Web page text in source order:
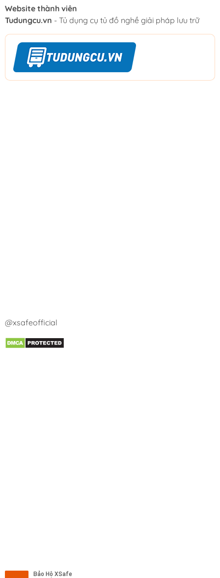
Website thành viên
Tudungcu.vn - Tủ dụng cụ tủ đồ nghề giải pháp lưu trữ
@xsafeofficial